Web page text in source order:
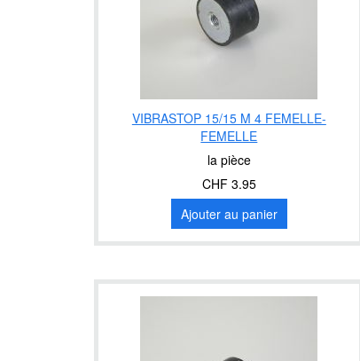
VIBRASTOP 15/15 M 4 FEMELLE-
FEMELLE
la pièce
CHF 3.95
Ajouter au panier